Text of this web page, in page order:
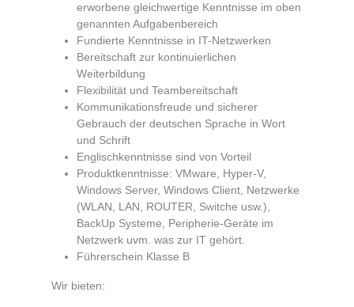
erworbene gleichwertige Kenntnisse im oben
genannten Aufgabenbereich
Fundierte Kenntnisse in IT-Netzwerken
Bereitschaft zur kontinuierlichen
Weiterbildung
Flexibilität und Teambereitschaft
Kommunikationsfreude und sicherer
Gebrauch der deutschen Sprache in Wort
und Schrift
Englischkenntnisse sind von Vorteil
Produktkenntnisse: VMware, Hyper-V,
Windows Server, Windows Client, Netzwerke
(WLAN, LAN, ROUTER, Switche usw.),
BackUp Systeme, Peripherie-Geräte im
Netzwerk uvm. was zur IT gehört.
Führerschein Klasse B
Wir bieten: